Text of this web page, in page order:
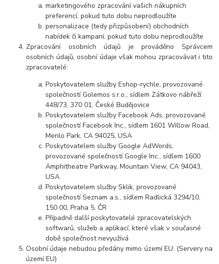
marketingového zpracování vašich nákupních
preferencí, pokud tuto dobu neprodloužíte
personalizace (tedy přizpůsobení) obchodních
nabídek či kampaní, pokud tuto dobu neprodloužíte
Zpracování osobních údajů je prováděno Správcem
osobních údajů, osobní údaje však mohou zpracovávat i tito
zpracovatelé:
Poskytovatelem služby Eshop-rychle, provozované
společností Golemos s.r.o., sídlem Zátkovo nábřeží
448/73, 370 01, České Budějovice
Poskytovatelem služby Facebook Ads, provozované
společností Facebook Inc., sídlem 1601 Willow Road,
Menlo Park, CA 94025, USA
Poskytovatelem služby Google AdWords,
provozované společností Google Inc., sídlem 1600
Amphitheatre Parkway, Mountain View, CA 94043,
USA
Poskytovatelem služby Sklik, provozované
společností Seznam a.s., sídlem Radlická 3294/10,
150 00, Praha 5, ČR
Případně další poskytovatelé zpracovatelských
softwarů, služeb a aplikací, které však v současné
době společnost nevyužívá
Osobní údaje nebudou předány mimo území EU. (Servery na
území EU)